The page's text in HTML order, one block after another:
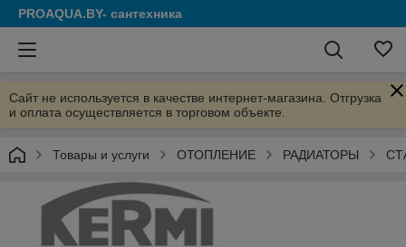
PROAQUA.BY- сантехника
Сайт не используется в качестве интернет-магазина. Отгрузка
и оплата осуществляется в торговом объекте.
Товары и услуги ОТОПЛЕНИЕ РАДИАТОРЫ